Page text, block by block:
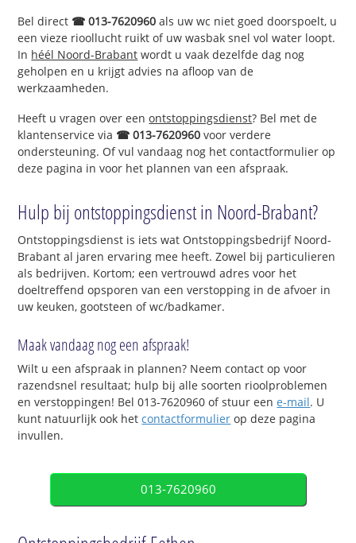
Bel direct ☎ 013-7620960 als uw wc niet goed doorspoelt, u
een vieze rioollucht ruikt of uw wasbak snel vol water loopt.
In héél Noord-Brabant wordt u vaak dezelfde dag nog
geholpen en u krijgt advies na afloop van de
werkzaamheden.
Heeft u vragen over eenontstoppingsdienst? Bel met de
klantenservice via ☎ 013-7620960 voor verdere
ondersteuning. Of vul vandaag nog het contactformulier op
deze pagina in voor het plannen van een afspraak.
Hulp bij ontstoppingsdienst in Noord-Brabant?
Ontstoppingsdienst is iets wat Ontstoppingsbedrijf Noord-
Brabant al jaren ervaring mee heeft. Zowel bij particulieren
als bedrijven. Kortom; een vertrouwd adres voor het
doeltreffend opsporen van een verstopping in de afvoer in
uw keuken, gootsteen of wc/badkamer.
Maak vandaag nog een afspraak!
Wilt u een afspraak in plannen? Neem contact op voor
razendsnel resultaat; hulp bij alle soorten rioolproblemen
en verstoppingen! Bel 013-7620960 of stuur eene-mail. U
kunt natuurlijk ook hetcontactformulier op deze pagina
invullen.
013-7620960